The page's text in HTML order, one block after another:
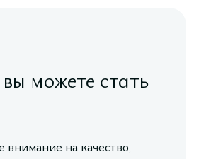
можете стать
внимание на качество,